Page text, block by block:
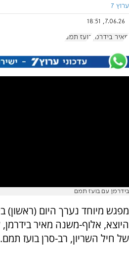
ערוץ 7
7.06.26, 18:51
מאיר בידרמן בועז תמם
בידרמן עם בועז תמם
של חיל השריון, רב-סרן בועז תמם.